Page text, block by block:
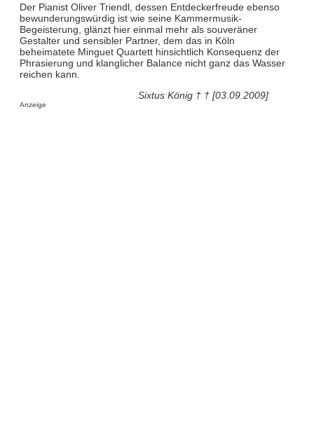
Der Pianist Oliver Triendl, dessen Entdeckerfreude ebenso
bewunderungswürdig ist wie seine Kammermusik-
Begeisterung, glänzt hier einmal mehr als souveräner
Gestalter und sensibler Partner, dem das in Köln
beheimatete Minguet Quartett hinsichtlich Konsequenz der
Phrasierung und klanglicher Balance nicht ganz das Wasser
reichen kann.
Sixtus König † † [03.09.2009]
Anzeige